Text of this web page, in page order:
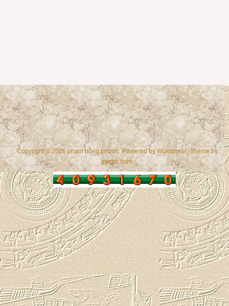
Copyright © 2026 phạm hồng phước. Powered byWordpress, Theme by
gazpo.com.